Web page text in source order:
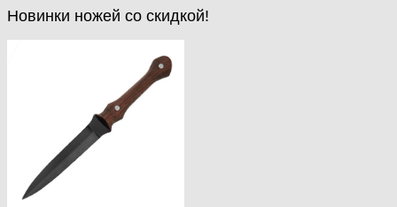
Новинки ножей со скидкой!